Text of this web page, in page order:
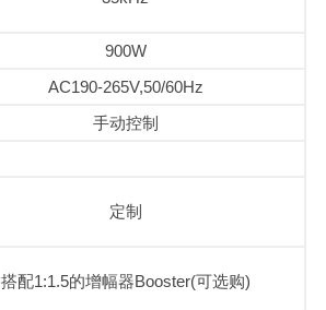
900W
AC190-265V,50/60Hz
手动控制
定制
搭配1:1.5的增幅器Booster(可选购)